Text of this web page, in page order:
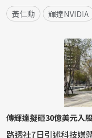
黃仁勳 輝達NVIDIA
傳輝達擬砸30億美元入
路透社7日引述科技